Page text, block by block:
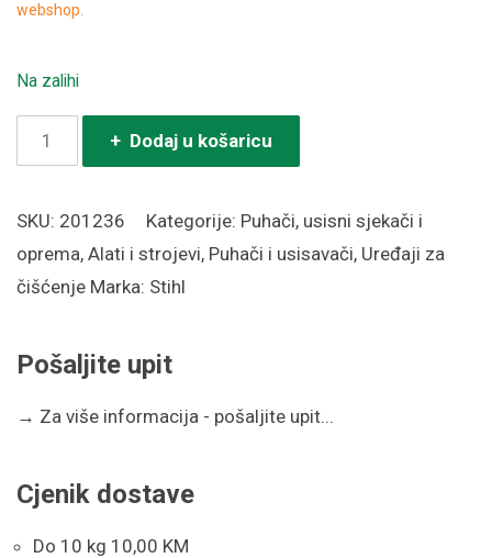
webshop.
Na zalihi
Puhač
STIHL
56
količina
+ Dodaj u košaricu
SKU: 201236 Kategorije: Puhači, usisni sjekači i
oprema, Alati i strojevi, Puhači i usisavači, Uređaji za
čišćenje Marka: Stihl
Pošaljite upit
→ Za više informacija - pošaljite upit...
Cjenik dostave
Do 10 kg 10,00 KM